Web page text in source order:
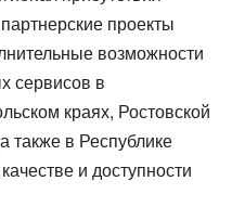
проекты
возможности
сервисов в
краях, Ростовской
также в Республике
и доступности